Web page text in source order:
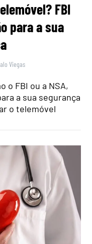
FBI
para a sua
Viegas
o FBI ou a NSA,
a sua segurança
o telemóvel